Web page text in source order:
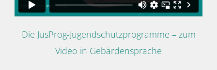
Die JusProg-Jugendschutzprogramme – zum
Video in Gebärdensprache